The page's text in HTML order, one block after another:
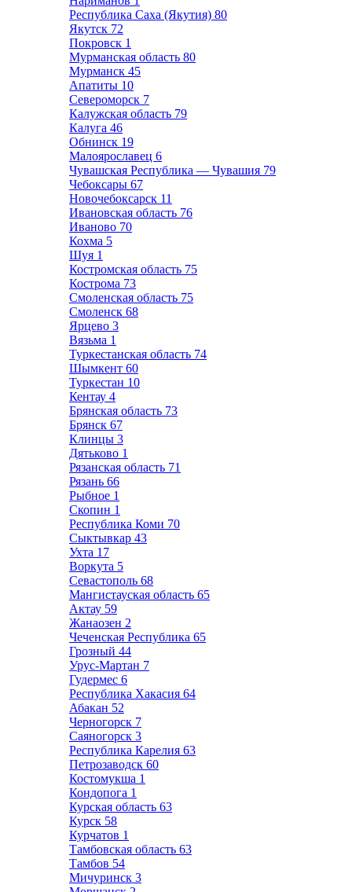
Республика Саха (Якутия) 80
Якутск 72
Покровск 1
Мурманская область 80
Мурманск 45
Апатиты 10
Североморск 7
Калужская область 79
Калуга 46
Обнинск 19
Малоярославец 6
Чувашская Республика — Чувашия 79
Чебоксары 67
Новочебоксарск 11
Ивановская область 76
Иваново 70
Кохма 5
Шуя 1
Костромская область 75
Кострома 73
Смоленская область 75
Смоленск 68
Ярцево 3
Вязьма 1
Туркестанская область 74
Шымкент 60
Туркестан 10
Кентау 4
Брянская область 73
Брянск 67
Клинцы 3
Дятьково 1
Рязанская область 71
Рязань 66
Рыбное 1
Скопин 1
Республика Коми 70
Сыктывкар 43
Ухта 17
Воркута 5
Севастополь 68
Мангистауская область 65
Актау 59
Жанаозен 2
Чеченская Республика 65
Грозный 44
Урус-Мартан 7
Гудермес 6
Республика Хакасия 64
Абакан 52
Черногорск 7
Саяногорск 3
Республика Карелия 63
Петрозаводск 60
Костомукша 1
Кондопога 1
Курская область 63
Курск 58
Курчатов 1
Тамбовская область 63
Тамбов 54
Мичуринск 3